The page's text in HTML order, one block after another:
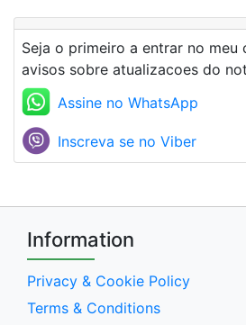
Seja o primeiro a entrar no meu
avisos sobre atualizacoes do
Assine no WhatsApp
Inscreva se no Viber
Information
Privacy & Cookie Policy
Terms & Conditions